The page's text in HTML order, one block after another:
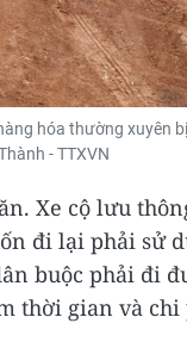
hóa thường xuyên
- TTXVN
Xe cộ lưu
đi lại phải sử
buộc phải đi
thời gian và